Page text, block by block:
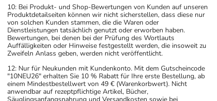
10: Bei Produkt- und Shop-Bewertungen von Kunden auf unseren
Produktdetailseiten können wir nicht sicherstellen, dass diese nur
von solchen Kunden stammen, die die Waren oder
Dienstleistungen tatsächlich genutzt oder erworben haben.
Bewertungen, bei denen bei der Prüfung des Wortlauts
Auffälligkeiten oder Hinweise festgestellt werden, die insoweit zu
Zweifeln Anlass geben, werden nicht veröffentlicht.
12: Nur für Neukunden mit Kundenkonto. Mit dem Gutscheincode
"10NEU26" erhalten Sie 10 % Rabatt für Ihre erste Bestellung, ab
einem Mindestbestellwert von 49 € (Warenkorbwert). Nicht
anwendbar auf rezeptpflichtige Artikel, Bücher,